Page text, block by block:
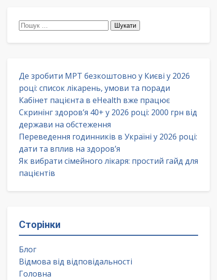
Пошук:
Де зробити МРТ безкоштовно у Києві у 2026
році: список лікарень, умови та поради
Кабінет пацієнта в eHealth вже працює
Скринінг здоров’я 40+ у 2026 році: 2000 грн від
держави на обстеження
Переведення годинників в Україні у 2026 році:
дати та вплив на здоров’я
Як вибрати сімейного лікаря: простий гайд для
пацієнтів
Сторінки
Блог
Відмова від відповідальності
Головна